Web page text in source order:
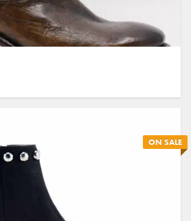
ON SALE